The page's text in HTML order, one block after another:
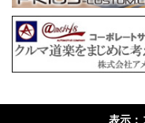
表示：